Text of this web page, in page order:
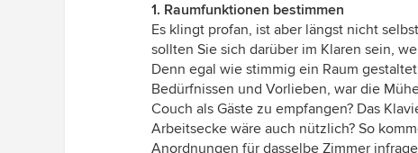
1. Raumfunktionen bestimmen
Es klingt profan, ist aber längst nicht
sollten Sie sich darüber im Klaren sein,
Denn egal wie stimmig ein Raum
Bedürfnissen und Vorlieben, war die
Couch als Gäste zu empfangen? Das
Arbeitsecke wäre auch nützlich? So
Anordnungen für dasselbe Zimmer